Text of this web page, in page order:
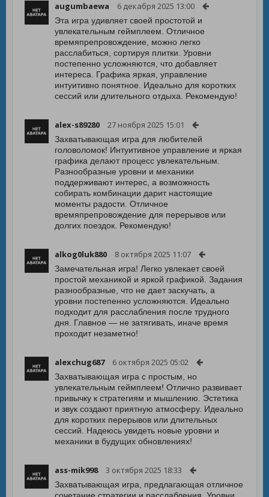
augumbaewa 6 декабря 2025 13:00
Эта игра удивляет своей простотой и
увлекательным геймплеем. Отличное
времяпрепровождение, можно легко
расслабиться, сортируя плитки. Уровни
постепенно усложняются, что добавляет
интереса. Графика яркая, управление
интуитивно понятное. Идеально для коротких
сессий или длительного отдыха. Рекомендую!
alex-s89280 27 ноября 2025 15:01
Захватывающая игра для любителей
головоломок! Интуитивное управление и яркая
графика делают процесс увлекательным.
Разнообразные уровни и механики
поддерживают интерес, а возможность
собирать комбинации дарит настоящие
моменты радости. Отличное
времяпрепровождение для перерывов или
долгих поездок. Рекомендую!
alkog0luk880 8 октября 2025 11:07
Замечательная игра! Легко увлекает своей
простой механикой и яркой графикой. Задания
разнообразные, что не дает заскучать, а
уровни постепенно усложняются. Идеально
подходит для расслабления после трудного
дня. Главное — не затягивать, иначе время
проходит незаметно!
alexchug687 6 октября 2025 05:02
Захватывающая игра с простым, но
увлекательным геймплеем! Отлично развивает
привычку к стратегиям и мышлению. Эстетика
и звук создают приятную атмосферу. Идеально
для коротких перерывов или длительных
сессий. Надеюсь увидеть новые уровни и
механики в будущих обновлениях!
ass-mik998 3 октября 2025 18:33
Захватывающая игра, предлагающая отличное